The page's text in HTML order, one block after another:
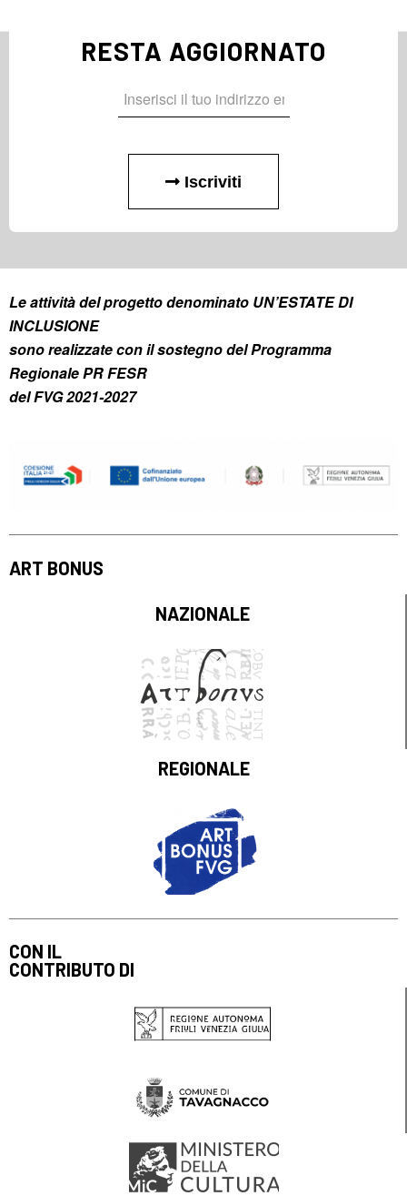
RESTA AGGIORNATO
Iscriviti
Le attività del progetto denominato UN’ESTATE DI
INCLUSIONE
sono realizzate con il sostegno del Programma
Regionale PR FESR
del FVG 2021-2027
ART BONUS
NAZIONALE
REGIONALE
CON IL
CONTRIBUTO DI